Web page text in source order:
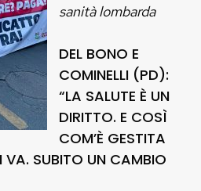
sanità lombarda
DEL BONO E
COMINELLI (PD):
“LA SALUTE È UN
DIRITTO. E COSÌ
COM’È GESTITA
VA. SUBITO UN CAMBIO